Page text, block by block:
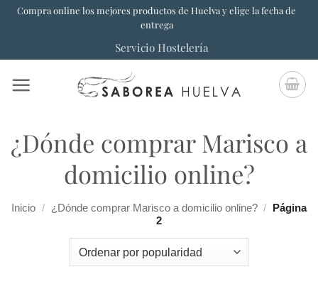
SaltarCompra online los mejores productos de Huelva y elige la fecha de
entrega
Servicio Hostelería
¿Dónde comprar Marisco a
domicilio online?
Inicio / ¿Dónde comprar Marisco a domicilio online? / Página
2